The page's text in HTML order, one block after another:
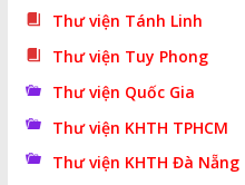
Thư viện Tánh Linh
Thư viện Tuy Phong
Thư viện Quốc Gia
Thư viện KHTH TPHCM
Thư viện KHTH Đà Nẵng